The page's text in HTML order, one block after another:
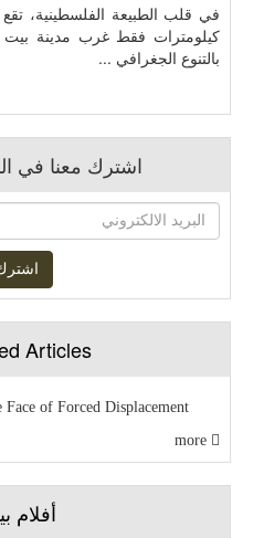
في قلب الطبيعة الفلسطينية،
كيلومترات فقط غرب مدينة بيت
بالتنوع الجغرافي ...
اشترك معنا في
Articles
of Forced Displacement
أفلام